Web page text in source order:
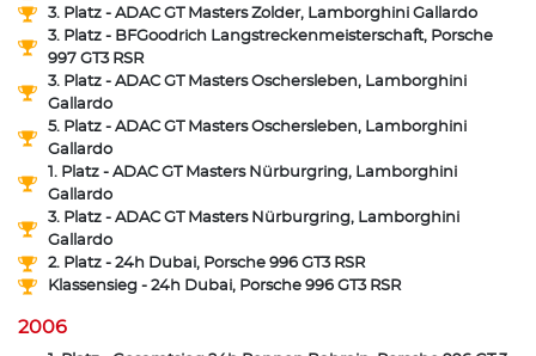
3. Platz - ADAC GT Masters Zolder, Lamborghini Gallardo
3. Platz - BFGoodrich Langstreckenmeisterschaft, Porsche
997 GT3 RSR
3. Platz - ADAC GT Masters Oschersleben, Lamborghini
Gallardo
5. Platz - ADAC GT Masters Oschersleben, Lamborghini
Gallardo
1. Platz - ADAC GT Masters Nürburgring, Lamborghini
Gallardo
3. Platz - ADAC GT Masters Nürburgring, Lamborghini
Gallardo
2. Platz - 24h Dubai, Porsche 996 GT3 RSR
Klassensieg - 24h Dubai, Porsche 996 GT3 RSR
2006